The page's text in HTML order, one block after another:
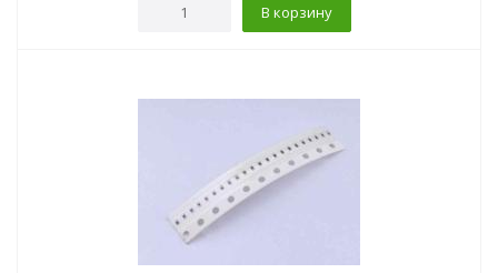
В корзину